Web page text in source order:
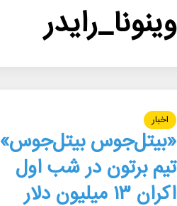
وینونا_رایدر
اخبار
«بیتل‌جوس بیتل‌جوس»
تیم برتون در شب اول
اکران ۱۳ میلیون دلار